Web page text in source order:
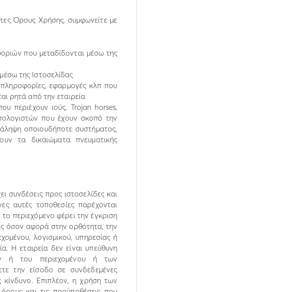
Όρους Χρήσης, συµφωνείτε µε
που µεταδίδονται µέσω της
της Ιστοσελίδας
πληροφορίες, εφαρµογές κλπ που
ρητά από την εταιρεία
περιέχουν ιούς, Trojan horses,
που έχουν σκοπό την
οποιουδήποτε συστήµατος,
τα δικαιώµατα πνευµατικής
συνδέσεις προς ιστοσελίδες και
αυτές τοποθεσίες παρέχονται
περιεχόµενο φέρει την έγκριση
όσον αφορά στην ορθότητα, την
λογισµικού, υπηρεσίας ή
Η εταιρεία δεν είναι υπεύθυνη
ή του περιεχοµένου ή των
την είσοδο σε συνδεδεµένες
κίνδυνο. Επιπλέον, η χρήση των